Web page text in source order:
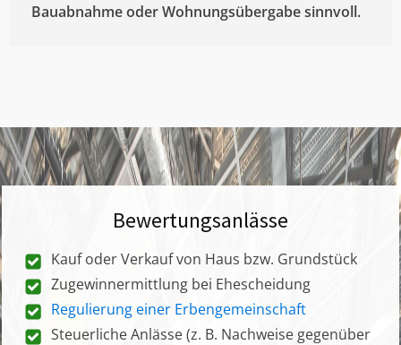
Bauabnahme oder Wohnungsübergabe sinnvoll.
Bewertungsanlässe
Kauf oder Verkauf von Haus bzw. Grundstück
Zugewinnermittlung bei Ehescheidung
Regulierung einer Erbengemeinschaft
Steuerliche Anlässe (z. B. Nachweise gegenüber